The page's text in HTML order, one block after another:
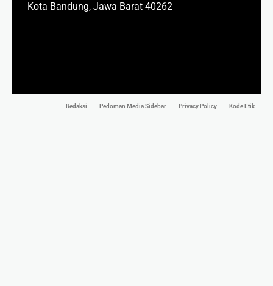
Kota Bandung, Jawa Barat 40262
Redaksi Pedoman Media Sidebar Privacy Policy Kode Etik